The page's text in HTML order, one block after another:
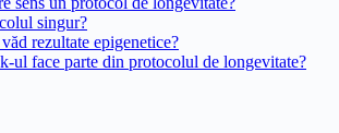
singur?
rezultate epigenetice?
ul face parte din protocolul de longevitate?